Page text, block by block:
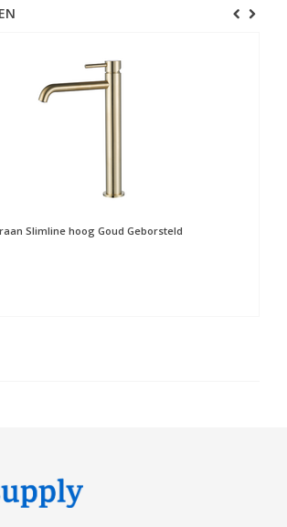
Slimline hoog Goud Geborsteld